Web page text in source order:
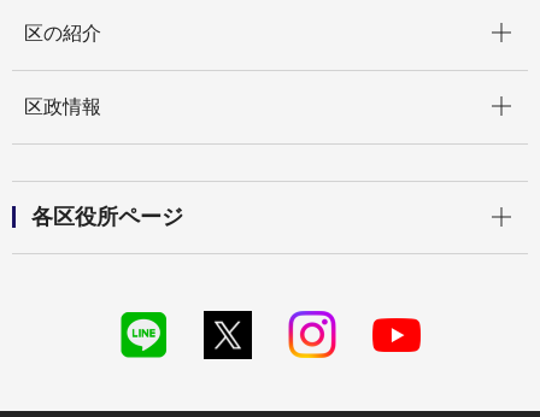
区の紹介
区政情報
各区役所ページ